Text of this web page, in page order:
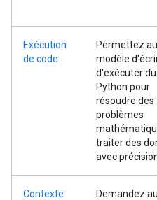
Exécution
de code
Permettez au
modèle
d'exécuter
Python pour
résoudre des
problèmes
traiter des
avec
Contexte
Demandez au